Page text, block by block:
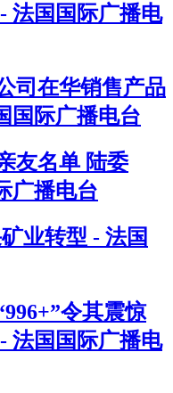
法国国际广播电
司在华销售产品
国际广播电台
友名单 陆委
广播电台
业转型 - 法国
令其震惊
法国国际广播电